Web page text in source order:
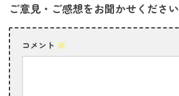
ご意見・ご感想をお聞かせください
コメント ※